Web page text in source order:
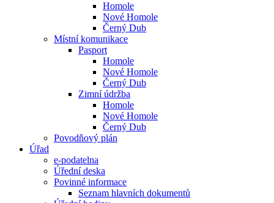
Homole
Nové Homole
Černý Dub
Místní komunikace
Pasport
Homole
Nové Homole
Černý Dub
Zimní údržba
Homole
Nové Homole
Černý Dub
Povodňový plán
Úřad
e-podatelna
Úřední deska
Povinné informace
Seznam hlavních dokumentů